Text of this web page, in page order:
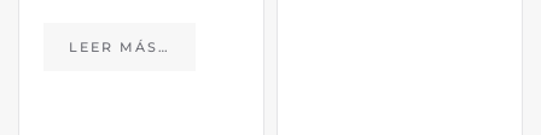
LEER MÁS…